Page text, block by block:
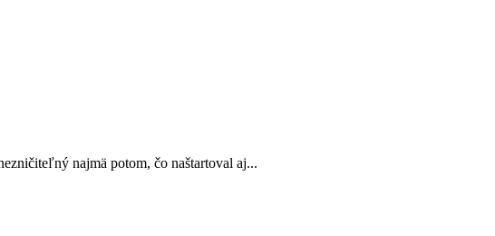
najmä potom, čo naštartoval aj...